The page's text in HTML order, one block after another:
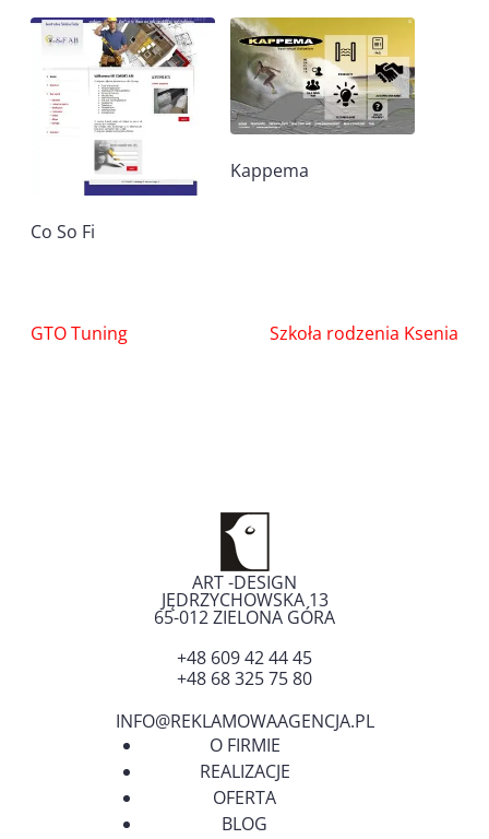
Co So Fi
Kappema
Nawigacja
GTO Tuning Szkoła rodzenia Ksenia
ART -DESIGN
JĘDRZYCHOWSKA 13
65-012ZIELONA GÓRA
+48 609 42 44 45
+48 68 325 75 80
INFO@REKLAMOWAAGENCJA.PL
O FIRMIE
REALIZACJE
OFERTA
BLOG